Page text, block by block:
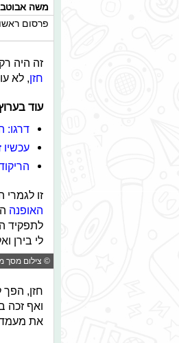
משה
פרסום ראשון: 11/06/2018,
זה היה
חזן, לא
עוד
דרגו:
זו לגמרי השנה של
האופנה
לתפקיד ה
לי בירן
© צילום מסך
חזן,
ואף זכה
את